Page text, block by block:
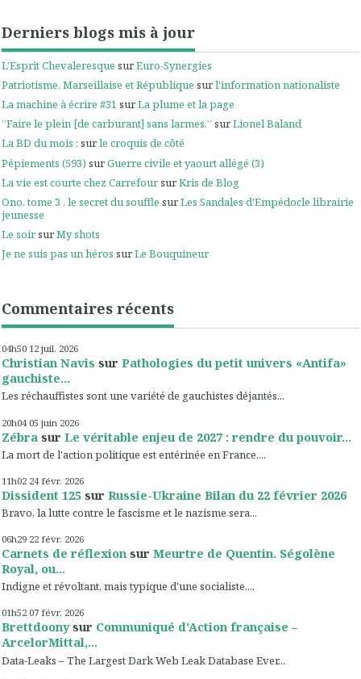
Derniers blogs mis à jour
L’Esprit Chevaleresque surEuro-Synergies
Patriotisme, Marseillaise et République surl'information nationaliste
La machine à écrire #31 surLa plume et la page
”Faire le plein [de carburant] sans larmes.” surLionel Baland
La BD du mois : surle croquis de côté
Pépiements (593) surGuerre civile et yaourt allégé (3)
La vie est courte chez CarrefoursurKris de Blog
Ono, tome 3 , le secret du souffle surLes Sandales d'Empédocle librairie
jeunesse
Le soirsurMy shots
Je ne suis pas un héros surLe Bouquineur
Commentaires récents
04h50 12 juil. 2026
Christian Navis sur Pathologies du petit univers «Antifa»
gauchiste...
Les réchauffistes sont une variété de gauchistes déjantés...
20h04 05 juin 2026
Zébra sur Le véritable enjeu de 2027 : rendre du pouvoir...
La mort de l'action politique est entérinée en France,...
11h02 24 févr. 2026
Dissident 125 sur Russie-Ukraine Bilan du 22 février 2026
Bravo, la lutte contre le fascisme et le nazisme sera...
06h29 22 févr. 2026
Carnets de réflexion sur Meurtre de Quentin. Ségolène
Royal, ou...
Indigne et révoltant, mais typique d'une socialiste....
01h52 07 févr. 2026
Brettdoonysur Communiqué d’Action française –
ArcelorMittal,...
Data-Leaks – The Largest Dark Web Leak Database Ever...